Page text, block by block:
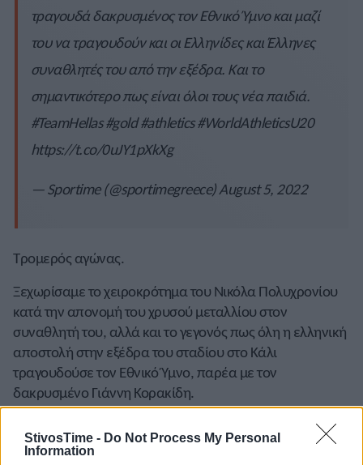
StivosTime - Do Not Process My Personal
Information
τραγουδά δακρυσμένος τον Εθνικό Ύμνο και μαζί
του να τραγουδούν και οι Ελληνίδες και Έλληνες
συναθλητές του από την εξέδρα. Kαι το
σημαντικότερο πως είναι όλοι τους νέα παιδιά.
#TeamHellas #gold #athletics#WorldAthleticsU20
https://t.co/0uJY1pXkXg
— Sportime (@sportimegreece)August 5, 2022
Τρομερός αγώνας.
Ξεχωρίσαμε το χειροκρότημα του Νικόλα Πολυχρονίου
κατά την απονομή του χρυσού μεταλλίου στον
συναθλητή του, αλλά και το γεγονός πως όλη η ελληνική
αποστολή στην εξέδρα του σταδίου στο Κάλι
τραγουδούσε τον Εθνικό Ύμνο, παρέα με τον
δακρυσμένο Γιάννη Κορακίδη.